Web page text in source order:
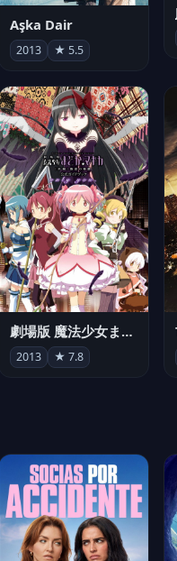
Aşka Dair
2013 ★ 5.5
劇場版 魔法少女まどか☆マギカ[新編]叛逆の物語
2013 ★ 7.8